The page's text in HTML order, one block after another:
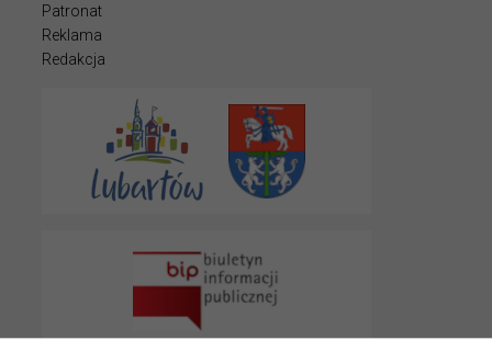
Patronat
Reklama
Redakcja